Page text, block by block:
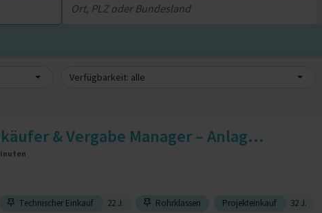
Verfügbarkeit: alle
& Vergabe Manager – Anlag...
Technischer Einkauf 22 J. Rohrklassen Projekteinkauf 32 J.